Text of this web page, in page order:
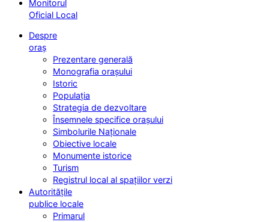
Monitorul
Oficial Local
Despre
oraș
Prezentare generală
Monografia orașului
Istoric
Populația
Strategia de dezvoltare
Însemnele specifice orașului
Simbolurile Naționale
Obiective locale
Monumente istorice
Turism
Registrul local al spațiilor verzi
Autoritățile
publice locale
Primarul